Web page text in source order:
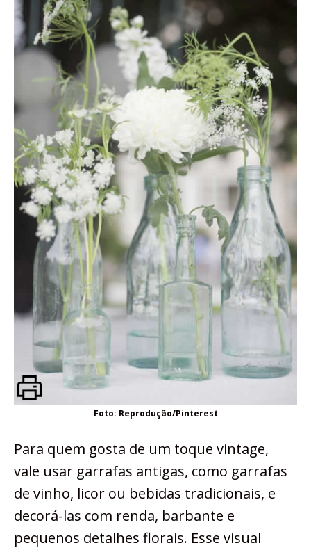
Foto: Reprodução/Pinterest
Para quem gosta de um toque vintage,
vale usar garrafas antigas, como garrafas
de vinho, licor ou bebidas tradicionais, e
decorá-las com renda, barbante e
pequenos detalhes florais. Esse visual